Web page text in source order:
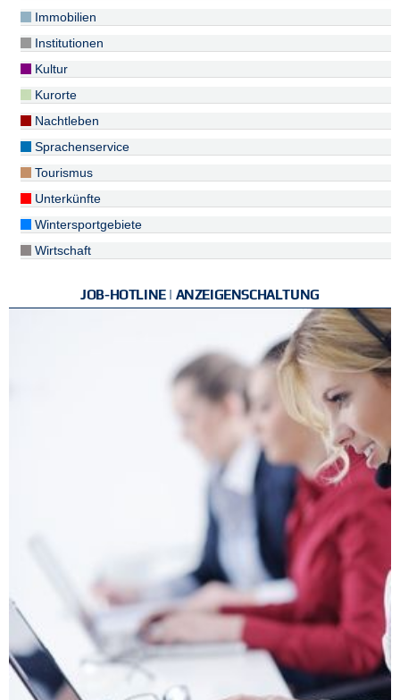
Immobilien
Institutionen
Kultur
Kurorte
Nachtleben
Sprachenservice
Tourismus
Unterkünfte
Wintersportgebiete
Wirtschaft
JOB-HOTLINE | ANZEIGENSCHALTUNG